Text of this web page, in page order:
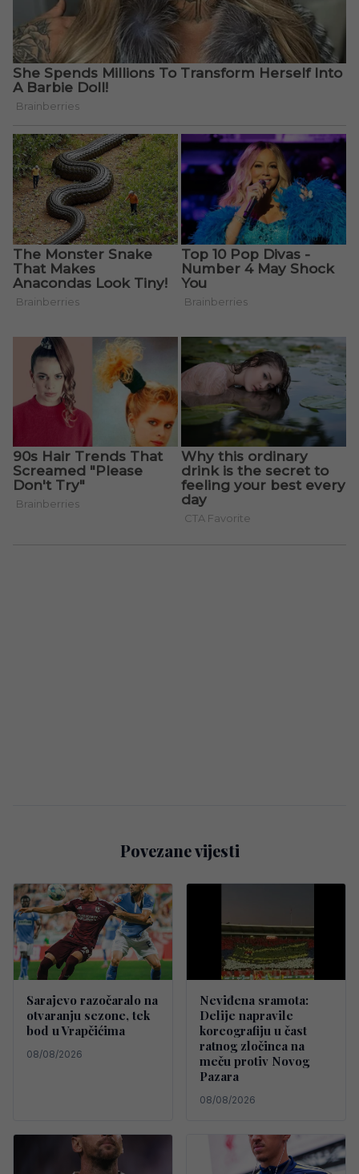
Povezane vijesti
Sarajevo razočaralo na
otvaranju sezone, tek
bod u Vrapčićima
08/08/2026
Neviđena sramota:
Delije napravile
koreografiju u čast
ratnog zločinca na
meču protiv Novog
Pazara
08/08/2026